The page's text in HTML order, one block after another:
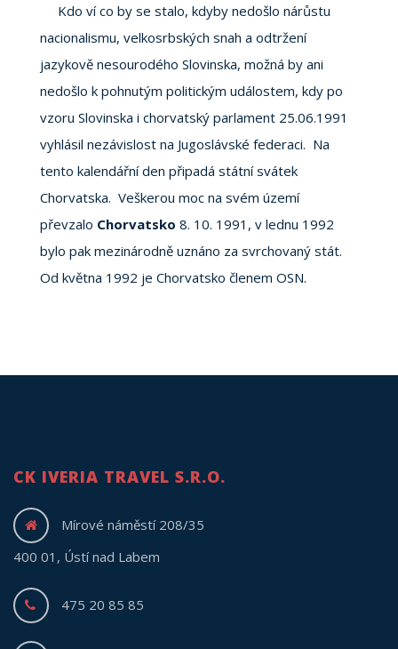
Kdo ví co by se stalo, kdyby nedošlo nárůstu
nacionalismu, velkosrbských snah a odtržení
jazykově nesourodého Slovinska, možná by ani
nedošlo k pohnutým politickým událostem, kdy po
vzoru Slovinska i chorvatský parlament 25.06.1991
vyhlásil nezávislost na Jugoslávské federaci. Na
tento kalendářní den připadá státní svátek
Chorvatska. Veškerou moc na svém území
převzalo Chorvatsko 8. 10. 1991, v lednu 1992
bylo pak mezinárodně uznáno za svrchovaný stát.
Od května 1992 je Chorvatsko členem OSN.
CK IVERIA TRAVEL S.R.O.
Mírové náměstí 208/35
400 01, Ústí nad Labem
475 20 85 85